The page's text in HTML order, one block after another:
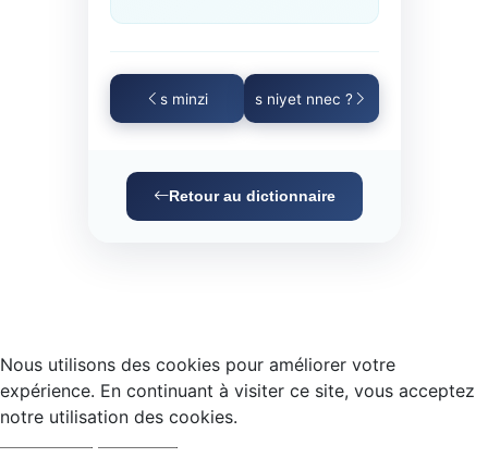
s minzi s niyet nnec ?
Retour au dictionnaire
Nous utilisons des cookies pour améliorer votre
expérience. En continuant à visiter ce site, vous acceptez
notre utilisation des cookies.